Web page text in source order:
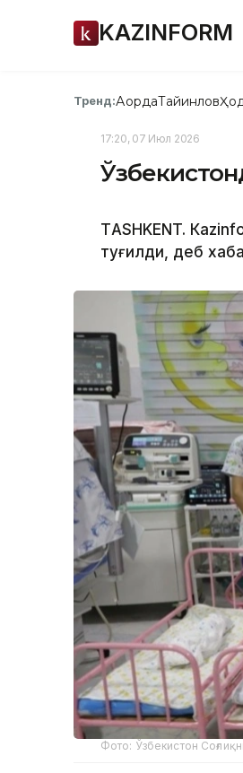
KAZINFORM
Тренд:АқордаТайинлов
17:20, 07 Июл 2026
ТASHKENT.
туғилди, деб
Фото: Ўзбекистон